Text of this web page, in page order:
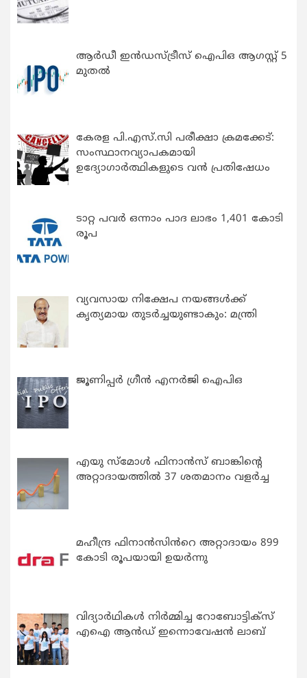
ആർഡീ ഇൻഡസ്ട്രീസ് ഐപിഒ ആഗസ്റ്റ് 5
മുതൽ
കേരള പി.എസ്.സി പരീക്ഷാ ക്രമക്കേട്:
സംസ്ഥാനവ്യാപകമായി
ഉദ്യോഗാര്‍ത്ഥികളുടെ വന്‍ പ്രതിഷേധം
ടാറ്റ പവർ ഒന്നാം പാദ ലാഭം 1,401 കോടി
രൂപ
വ്യവസായ നിക്ഷേപ നയങ്ങള്‍ക്ക്
കൃത്യമായ തുടര്‍ച്ചയുണ്ടാകും: മന്ത്രി
ജൂണിപ്പർ ഗ്രീൻ എനർജി ഐപിഒ
എയു സ്‌മോൾ ഫിനാൻസ് ബാങ്കിന്റെ
അറ്റാദായത്തിൽ 37 ശതമാനം വളർച്ച
മഹീന്ദ്ര ഫിനാൻസിൻറെ അറ്റാദായം 899
കോടി രൂപയായി ഉയർന്നു
വിദ്യാര്‍ഥികള്‍ നിര്‍മ്മിച്ച റോബോട്ടിക്സ്
എഐ ആന്‍ഡ് ഇന്നൊവേഷന്‍ ലാബ്